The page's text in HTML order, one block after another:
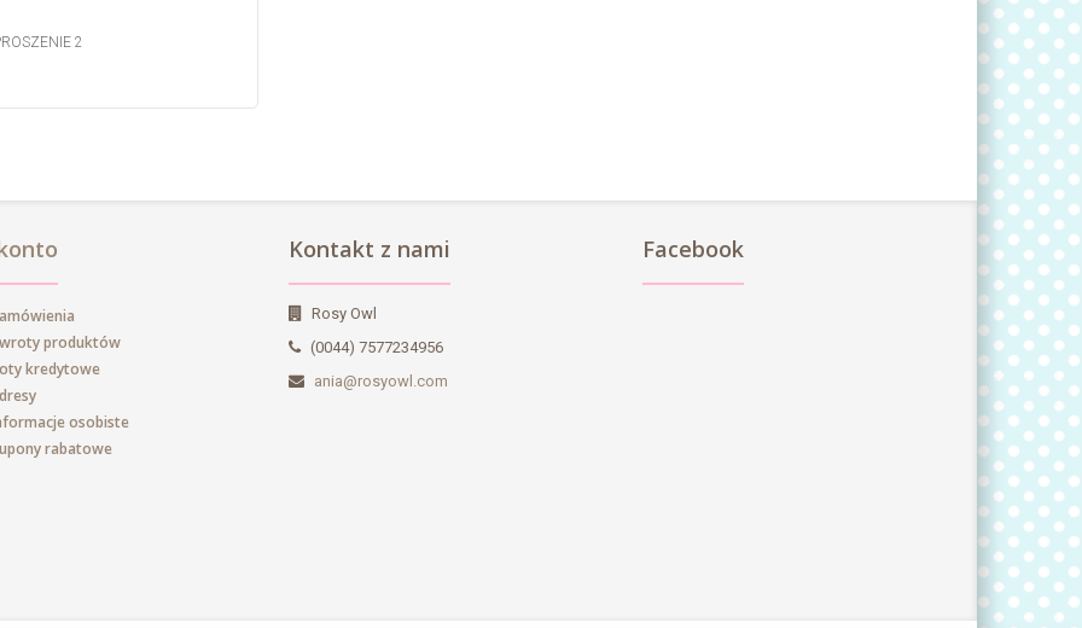
2
produktów
kredytowe
osobiste
rabatowe
Kontakt z nami
Rosy Owl
(0044) 7577234956
ania@rosyowl.com
Facebook